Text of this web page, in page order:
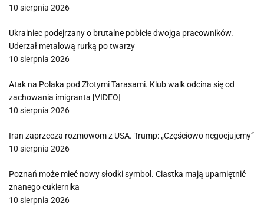
10 sierpnia 2026
Ukrainiec podejrzany o brutalne pobicie dwojga pracowników.
Uderzał metalową rurką po twarzy
10 sierpnia 2026
Atak na Polaka pod Złotymi Tarasami. Klub walk odcina się od
zachowania imigranta [VIDEO]
10 sierpnia 2026
Iran zaprzecza rozmowom z USA. Trump: „Częściowo negocjujemy”
10 sierpnia 2026
Poznań może mieć nowy słodki symbol. Ciastka mają upamiętnić
znanego cukiernika
10 sierpnia 2026